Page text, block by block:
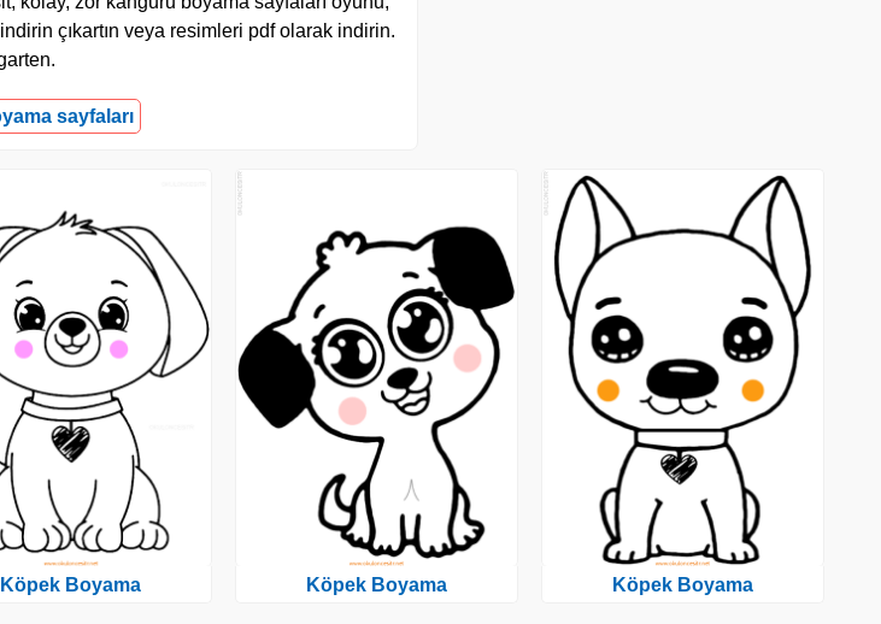
çıkartın veya resimleri pdf olarak indirin.
sayfaları
Köpek Boyama Köpek Boyama Köpek Boyama